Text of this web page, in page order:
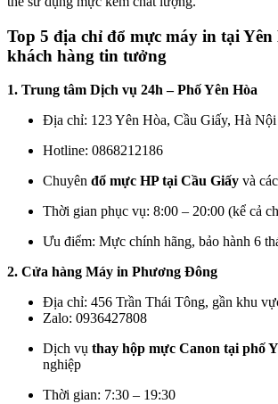
Top 5 địa chỉ đổ mực máy in tại Yên
khách hàng tin tưởng
1. Trung tâm Dịch vụ 24h – Phố Yên Hòa
Địa chỉ: 123 Yên Hòa, Cầu Giấy, Hà Nội
Hotline: 0868212186
Chuyên đổ mực HP tại Cầu Giấy và
Thời gian phục vụ: 8:00 – 20:00 (kể cả
Ưu điểm: Mực chính hãng, bảo hành 6
2. Cửa hàng Máy in Phương Đông
Địa chỉ: 456 Trần Thái Tông, gần khu
Zalo: 0936427808
Dịch vụ thay hộp mực Canon tại phố
nghiệp
Thời gian: 7:30 – 19:30